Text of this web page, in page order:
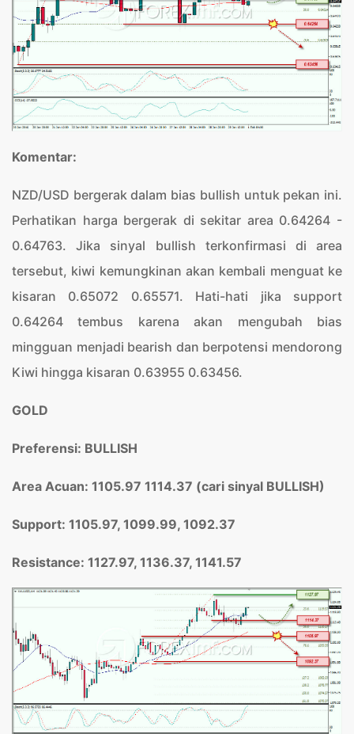
Komentar:
NZD/USD bergerak dalam bias bullish untuk pekan ini.
Perhatikan harga bergerak di sekitar area 0.64264 -
0.64763. Jika sinyal bullish terkonfirmasi di area
tersebut, kiwi kemungkinan akan kembali menguat ke
kisaran 0.65072 0.65571. Hati-hati jika support
0.64264 tembus karena akan mengubah bias
mingguan menjadi bearish dan berpotensi mendorong
Kiwi hingga kisaran 0.63955 0.63456.
GOLD
Preferensi: BULLISH
Area Acuan: 1105.97 1114.37 (cari sinyal BULLISH)
Support: 1105.97, 1099.99, 1092.37
Resistance: 1127.97, 1136.37, 1141.57